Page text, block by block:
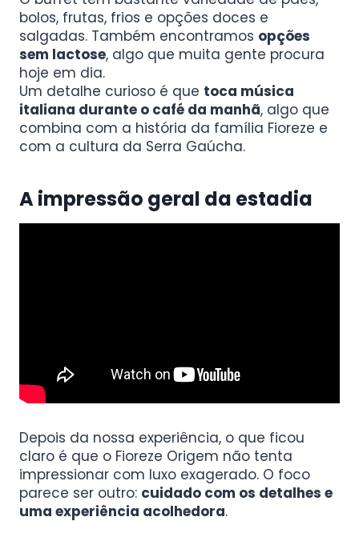
bolos, frutas, frios e opções doces e
salgadas. Também encontramos opções
sem lactose, algo que muita gente procura
hoje em dia.
Um detalhe curioso é que toca música
italiana durante o café da manhã, algo que
combina com a história da família Fioreze e
com a cultura da Serra Gaúcha.
A impressão geral da estadia
Depois da nossa experiência, o que ficou
claro é que o Fioreze Origem não tenta
impressionar com luxo exagerado. O foco
parece ser outro: cuidado com os detalhes e
uma experiência acolhedora.